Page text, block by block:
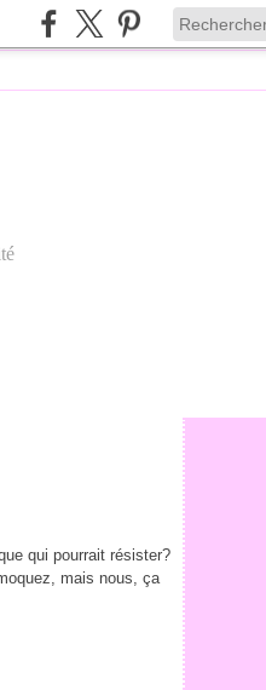
qui pourrait résister?
mais nous, ça